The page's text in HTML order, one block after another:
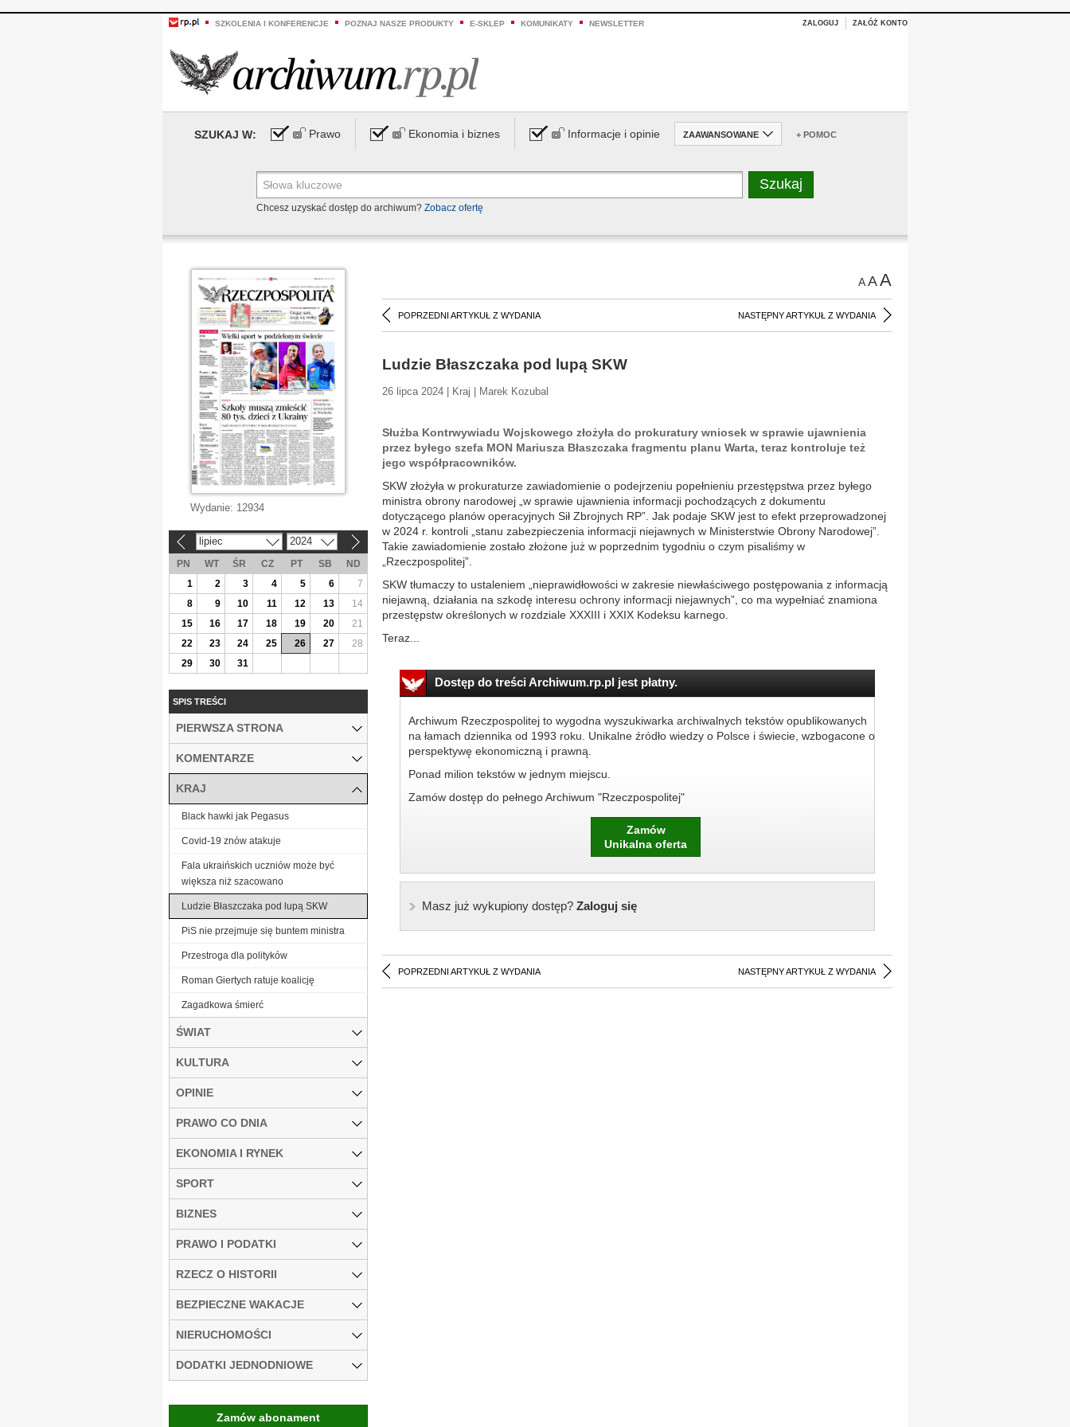
SZKOLENIA I KONFERENCJE POZNAJ NASZE PRODUKTY E-SKLEP KOMUNIKATY NEWSLETTER ZALOGUJ ZAŁÓŻ KONTO
SZUKAJ W: Prawo Ekonomia i biznes Informacje i opinie ZAAWANSOWANE + POMOC
Chcesz uzyskać dostęp do archiwum? Zobacz ofertę
AAA
POPRZEDNI ARTYKUŁ Z WYDANIA NASTĘPNY ARTYKUŁ Z WYDANIA
Ludzie Błaszczaka pod lupą SKW
26 lipca 2024 | Kraj | Marek Kozubal
Służba Kontrwywiadu Wojskowego złożyła do prokuratury wniosek w sprawie ujawnienia
przez byłego szefa MON Mariusza Błaszczaka fragmentu planu Warta, teraz kontroluje też
jego współpracowników.
SKW złożyła w prokuraturze zawiadomienie o podejrzeniu popełnieniu przestępstwa przez byłego
ministra obrony narodowej „w sprawie ujawnienia informacji pochodzących z dokumentu
dotyczącego planów operacyjnych Sił Zbrojnych RP”. Jak podaje SKW jest to efekt przeprowadzonej
w 2024 r. kontroli „stanu zabezpieczenia informacji niejawnych w Ministerstwie Obrony Narodowej”.
Takie zawiadomienie zostało złożone już w poprzednim tygodniu o czym pisaliśmy w
„Rzeczpospolitej”.
SKW tłumaczy to ustaleniem „nieprawidłowości w zakresie niewłaściwego postępowania z informacją
niejawną, działania na szkodę interesu ochrony informacji niejawnych”, co ma wypełniać znamiona
przestępstw określonych w rozdziale XXXIII i XXIX Kodeksu karnego.
Teraz...
Dostęp do treści Archiwum.rp.pl jest płatny.
Archiwum Rzeczpospolitej to wygodna wyszukiwarka archiwalnych tekstów opublikowanych
na łamach dziennika od 1993 roku. Unikalne źródło wiedzy o Polsce i świecie, wzbogacone o
perspektywę ekonomiczną i prawną.
Ponad milion tekstów w jednym miejscu.
Zamów dostęp do pełnego Archiwum "Rzeczpospolitej"
Zamów
Unikalna oferta
Masz już wykupiony dostęp?Zaloguj się
POPRZEDNI ARTYKUŁ Z WYDANIA NASTĘPNY ARTYKUŁ Z WYDANIA
Wydanie: 12934
lipiec 2024
PN WT ŚR CZ PT SB
ND
1
2 3 4 5 6
7
8
9 10 11 12 13
14
15
16 17 18 19 20
21
22
23 24 25 26 27
28
29
30 31
SPIS TREŚCI
PIERWSZA STRONA
KOMENTARZE
KRAJ
Black hawki jak Pegasus
Covid-19 znów atakuje
Fala ukraińskich uczniów może być
większa niż szacowano
Ludzie Błaszczaka pod lupą SKW
PiS nie przejmuje się buntem ministra
Przestroga dla polityków
Roman Giertych ratuje koalicję
Zagadkowa śmierć
ŚWIAT
KULTURA
OPINIE
PRAWO CO DNIA
EKONOMIA I RYNEK
SPORT
BIZNES
PRAWO I PODATKI
RZECZ O HISTORII
BEZPIECZNE WAKACJE
NIERUCHOMOŚCI
DODATKI JEDNODNIOWE
Zamów abonament